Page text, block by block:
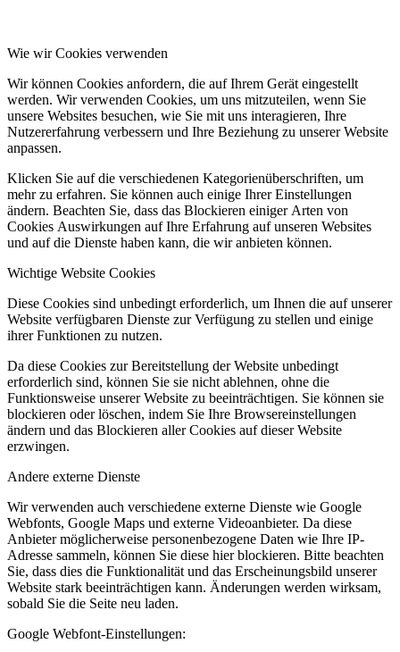
Wie wir Cookies verwenden
Wir können Cookies anfordern, die auf Ihrem Gerät eingestellt
werden. Wir verwenden Cookies, um uns mitzuteilen, wenn Sie
unsere Websites besuchen, wie Sie mit uns interagieren, Ihre
Nutzererfahrung verbessern und Ihre Beziehung zu unserer Website
anpassen.
Klicken Sie auf die verschiedenen Kategorienüberschriften, um
mehr zu erfahren. Sie können auch einige Ihrer Einstellungen
ändern. Beachten Sie, dass das Blockieren einiger Arten von
Cookies Auswirkungen auf Ihre Erfahrung auf unseren Websites
und auf die Dienste haben kann, die wir anbieten können.
Wichtige Website Cookies
Diese Cookies sind unbedingt erforderlich, um Ihnen die auf unserer
Website verfügbaren Dienste zur Verfügung zu stellen und einige
ihrer Funktionen zu nutzen.
Da diese Cookies zur Bereitstellung der Website unbedingt
erforderlich sind, können Sie sie nicht ablehnen, ohne die
Funktionsweise unserer Website zu beeinträchtigen. Sie können sie
blockieren oder löschen, indem Sie Ihre Browsereinstellungen
ändern und das Blockieren aller Cookies auf dieser Website
erzwingen.
Andere externe Dienste
Wir verwenden auch verschiedene externe Dienste wie Google
Webfonts, Google Maps und externe Videoanbieter. Da diese
Anbieter möglicherweise personenbezogene Daten wie Ihre IP-
Adresse sammeln, können Sie diese hier blockieren. Bitte beachten
Sie, dass dies die Funktionalität und das Erscheinungsbild unserer
Website stark beeinträchtigen kann. Änderungen werden wirksam,
sobald Sie die Seite neu laden.
Google Webfont-Einstellungen: